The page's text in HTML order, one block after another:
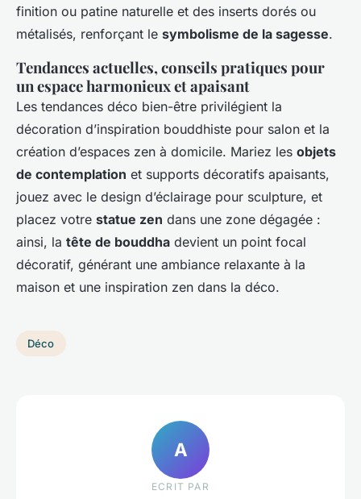
finition ou patine naturelle et des inserts dorés ou
métalisés, renforçant le symbolisme de la sagesse.
Tendances actuelles, conseils pratiques pour
un espace harmonieux et apaisant
Les tendances déco bien-être privilégient la
décoration d’inspiration bouddhiste pour salon et la
création d’espaces zen à domicile. Mariez les objets
de contemplation et supports décoratifs apaisants,
jouez avec le design d’éclairage pour sculpture, et
placez votre statue zen dans une zone dégagée :
ainsi, la tête de bouddha devient un point focal
décoratif, générant une ambiance relaxante à la
maison et une inspiration zen dans la déco.
Déco
A
ECRIT PAR